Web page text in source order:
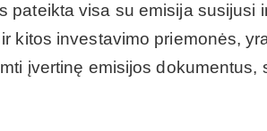
pateikta visa su emisija susijusi
kitos investavimo priemonės,
įvertinę emisijos dokumentus,